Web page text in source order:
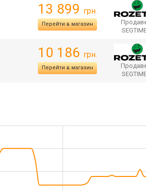
13 899 грн.
Перейти в магазин
10 186 грн.
Перейти в магазин